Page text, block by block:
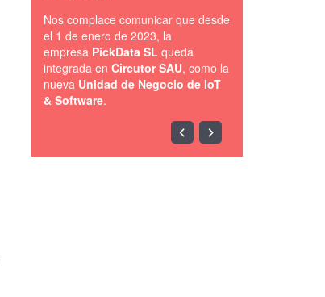
Nos complace comunicar que desde
el 1 de enero de 2023, la
empresa PickData SL queda
integrada en Circutor SAU, como la
nueva Unidad de Negocio de IoT
& Software.
IOT-